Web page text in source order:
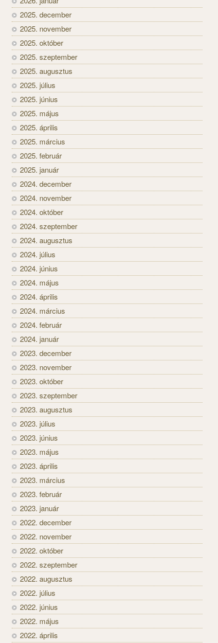
2025. december
2025. november
2025. október
2025. szeptember
2025. augusztus
2025. július
2025. június
2025. május
2025. április
2025. március
2025. február
2025. január
2024. december
2024. november
2024. október
2024. szeptember
2024. augusztus
2024. július
2024. június
2024. május
2024. április
2024. március
2024. február
2024. január
2023. december
2023. november
2023. október
2023. szeptember
2023. augusztus
2023. július
2023. június
2023. május
2023. április
2023. március
2023. február
2023. január
2022. december
2022. november
2022. október
2022. szeptember
2022. augusztus
2022. július
2022. június
2022. május
2022. április